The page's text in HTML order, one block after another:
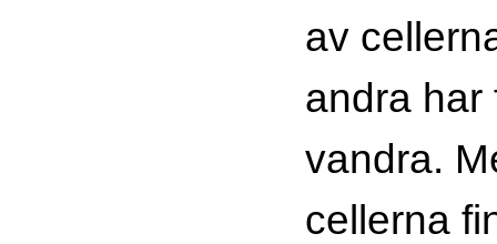
av
andra har
vandra.
cellerna